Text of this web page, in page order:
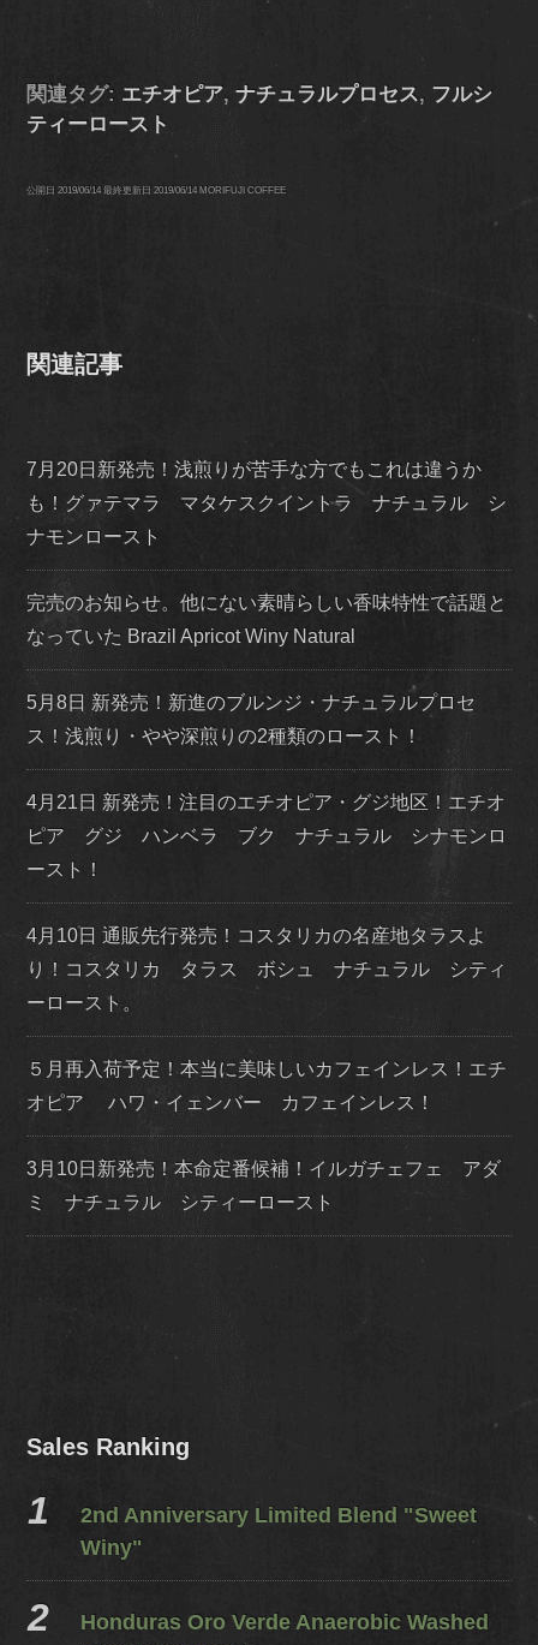
関連タグ: エチオピア,ナチュラルプロセス, フルシ
ティーロースト
公開日2019/06/14 最終更新日2019/06/14 MORIFUJI COFFEE
関連記事
7月20日新発売！浅煎りが苦手な方でもこれは違うか
も！グァテマラ マタケスクイントラ ナチュラル シ
ナモンロースト
完売のお知らせ。他にない素晴らしい香味特性で話題と
なっていた Brazil Apricot Winy Natural
5月8日 新発売！新進のブルンジ・ナチュラルプロセ
ス！浅煎り・やや深煎りの2種類のロースト！
4月21日 新発売！注目のエチオピア・グジ地区！エチオ
ピア グジ ハンベラ ブク ナチュラル シナモンロ
ースト！
4月10日 通販先行発売！コスタリカの名産地タラスよ
り！コスタリカ タラス ボシュ ナチュラル シティ
ーロースト。
５月再入荷予定！本当に美味しいカフェインレス！エチ
オピア ハワ・イェンバー カフェインレス！
3月10日新発売！本命定番候補！イルガチェフェ アダ
ミ ナチュラル シティーロースト
Sales Ranking
2nd Anniversary Limited Blend "Sweet
Winy"
Honduras Oro Verde Anaerobic Washed